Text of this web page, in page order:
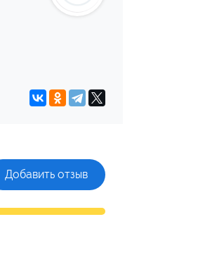
Добавить отзыв